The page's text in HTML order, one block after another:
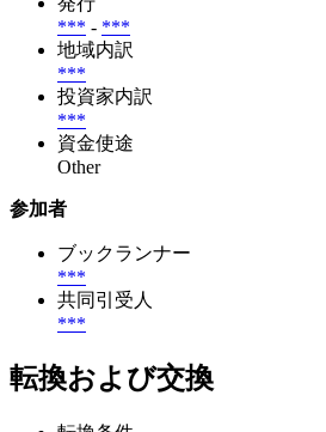
*** - ***
地域内訳
***
投資家内訳
***
資金使途
Other
参加者
ブックランナー
***
共同引受人
***
転換および交換